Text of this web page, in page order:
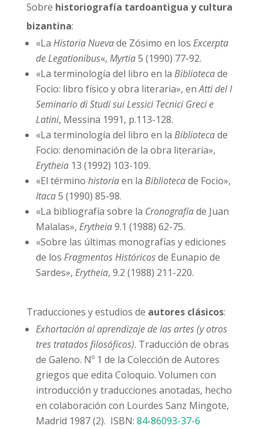
Sobre historiografía tardoantigua y cultura
bizantina:
«La Historia Nuevade Zósimo en los Excerpta
de Legationibus«, Myrtia5 (1990) 77-92.
«La terminología del libro en la Bibliotecade
Focio: libro físico y obra literaria», enAtti del I
Seminario di Studi sui Lessici Tecnici Greci e
Latini, Messina 1991, p.113-128.
«La terminología del libro en la Bibliotecade
Focio: denominación de la obra literaria»,
Erytheia13 (1992) 103-109.
«El término historiaen la Bibliotecade Focio»,
Itaca5 (1990) 85-98.
«La bibliografía sobre la Cronografíade Juan
Malalas», Erytheia9.1 (1988) 62-75.
«Sobre las últimas monografías y ediciones
de los Fragmentos Históricosde Eunapio de
Sardes», Erytheia, 9.2 (1988) 211-220.
Traducciones y estudios de autores clásicos:
Exhortación al aprendizaje de las artes (y otros
tres tratados filosóficos). Traducción de obras
de Galeno. Nº 1 de la Colección de Autores
griegos que edita Coloquio. Volumen con
introducción y traducciones anotadas, hecho
en colaboración con Lourdes Sanz Mingote,
Madrid 1987 (2). ISBN: 84-86093-37-6